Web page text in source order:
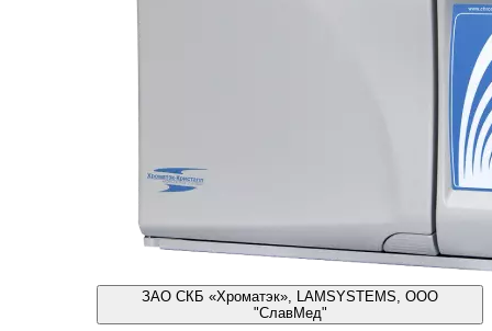
ЗАО СКБ «Хроматэк», LAMSYSTEMS, ООО
"СлавМед"